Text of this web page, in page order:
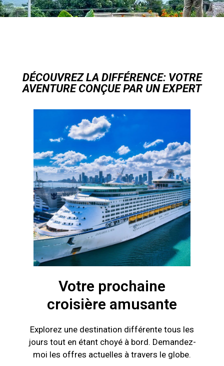
DÉCOUVREZ LA DIFFÉRENCE: VOTRE
AVENTURE CONÇUE PAR UN EXPERT
Votre prochaine
croisière amusante
Explorez une destination différente tous les
jours tout en étant choyé à bord. Demandez-
moi les offres actuelles à travers le globe.